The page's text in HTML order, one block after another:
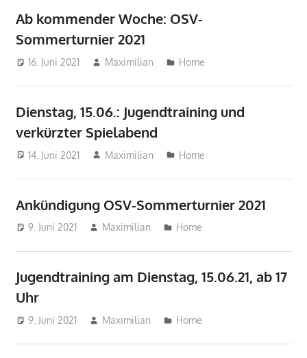
Ab kommender Woche: OSV-
Sommerturnier 2021
16. Juni 2021 Maximilian Home
Dienstag, 15.06.: Jugendtraining und
verkürzter Spielabend
14. Juni 2021 Maximilian Home
Ankündigung OSV-Sommerturnier 2021
9. Juni 2021 Maximilian Home
Jugendtraining am Dienstag, 15.06.21, ab 17
Uhr
9. Juni 2021 Maximilian Home